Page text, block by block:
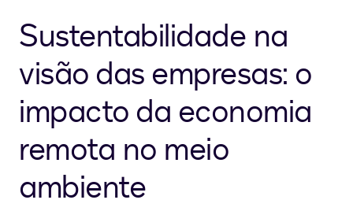
Sustentabilidade na
visão das empresas: o
impacto da economia
remota no meio
ambiente